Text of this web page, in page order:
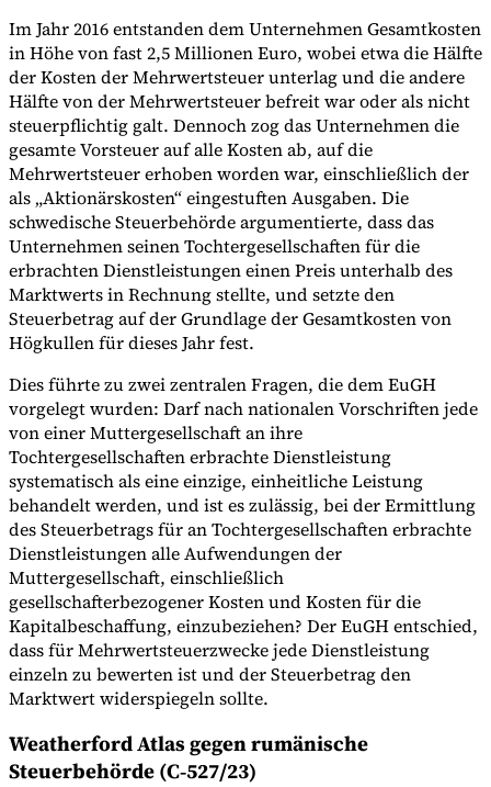
Im Jahr 2016 entstanden dem Unternehmen Gesamtkosten
in Höhe von fast 2,5 Millionen Euro, wobei etwa die Hälfte
der Kosten der Mehrwertsteuer unterlag und die andere
Hälfte von der Mehrwertsteuer befreit war oder als nicht
steuerpflichtig galt. Dennoch zog das Unternehmen die
gesamte Vorsteuer auf alle Kosten ab, auf die
Mehrwertsteuer erhoben worden war, einschließlich der
als „Aktionärskosten“ eingestuften Ausgaben. Die
schwedische Steuerbehörde argumentierte, dass das
Unternehmen seinen Tochtergesellschaften für die
erbrachten Dienstleistungen einen Preis unterhalb des
Marktwerts in Rechnung stellte, und setzte den
Steuerbetrag auf der Grundlage der Gesamtkosten von
Högkullen für dieses Jahr fest.
Dies führte zu zwei zentralen Fragen, die dem EuGH
vorgelegt wurden: Darf nach nationalen Vorschriften jede
von einer Muttergesellschaft an ihre
Tochtergesellschaften erbrachte Dienstleistung
systematisch als eine einzige, einheitliche Leistung
behandelt werden, und ist es zulässig, bei der Ermittlung
des Steuerbetrags für an Tochtergesellschaften erbrachte
Dienstleistungen alle Aufwendungen der
Muttergesellschaft, einschließlich
gesellschafterbezogener Kosten und Kosten für die
Kapitalbeschaffung, einzubeziehen? Der EuGH entschied,
dass für Mehrwertsteuerzwecke jede Dienstleistung
einzeln zu bewerten ist und der Steuerbetrag den
Marktwert widerspiegeln sollte.
Weatherford Atlas gegen rumänische
Steuerbehörde (C‑527/23)